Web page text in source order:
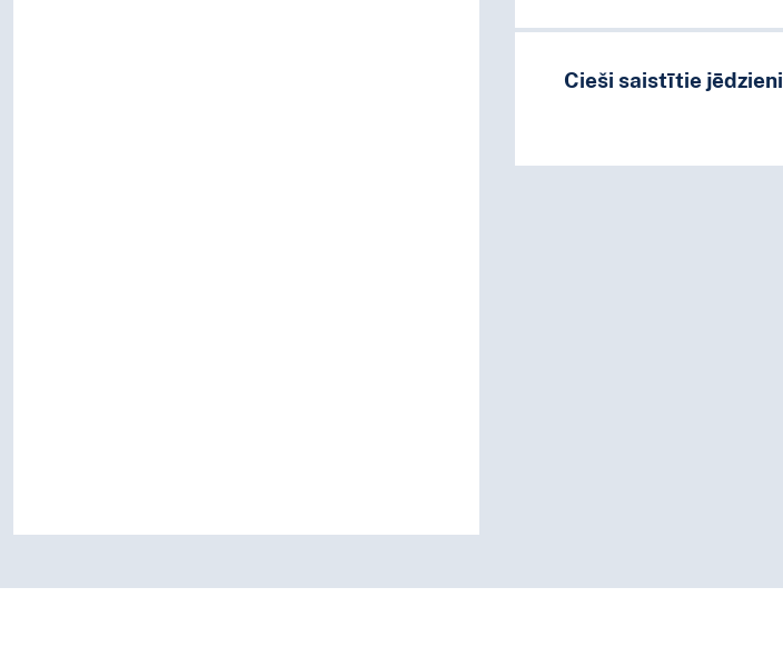
Cieši saistītie jēdzieni